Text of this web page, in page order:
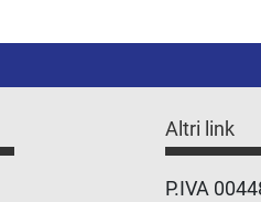
Altri link
P.IVA